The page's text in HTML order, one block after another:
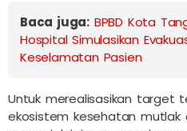
Baca juga: BPBD Kota
Hospital Simulasikan
Keselamatan Pasien
Untuk merealisasikan target
ekosistem kesehatan mutlak